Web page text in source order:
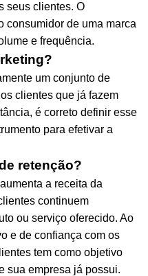
seus clientes. O
consumidor de uma marca
e frequência.
um conjunto de
clientes que já fazem
é correto definir esse
para efetivar a
retenção?
a receita da
continuem
ou serviço oferecido. Ao
e de confiança com os
tem como objetivo
sua empresa já possui.